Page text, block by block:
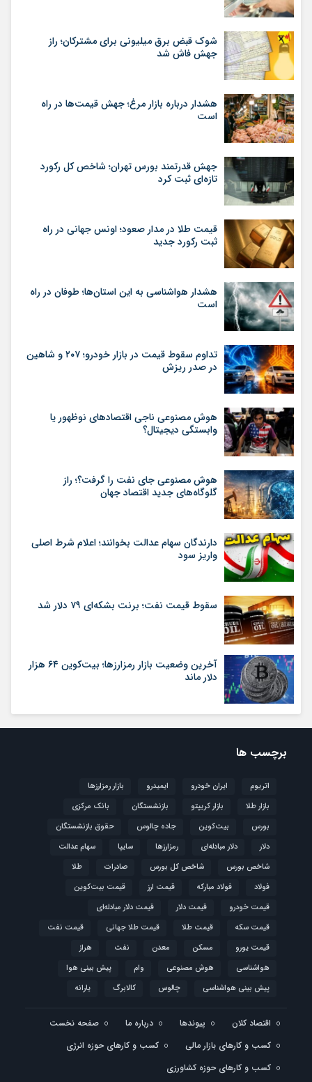
شوک قبض برق میلیونی برای مشترکان؛ راز
جهش فاش شد
هشدار درباره بازار مرغ؛ جهش قیمت‌ها در راه
است
جهش قدرتمند بورس تهران؛ شاخص کل رکورد
تازه‌ای ثبت کرد
قیمت طلا در مدار صعود؛ اونس جهانی در راه
ثبت رکورد جدید
هشدار هواشناسی به این استان‌ها؛ طوفان در راه
است
تداوم سقوط قیمت در بازار خودرو؛ ۲۰۷ و شاهین
در صدر ریزش
هوش مصنوعی ناجی اقتصادهای نوظهور یا
وابستگی دیجیتال؟
هوش مصنوعی جای نفت را گرفت؟؛ راز
گلوگاه‌های جدید اقتصاد جهان
دارندگان سهام عدالت بخوانند؛ اعلام شرط اصلی
واریز سود
سقوط قیمت نفت؛ برنت بشکه‌ای ۷۹ دلار شد
آخرین وضعیت بازار رمزارزها؛ بیت‌کوین ۶۴ هزار
دلار ماند
برچسب ها
اتریوم ایران خودرو ایمیدرو
بازار رمزارزها
بازار طلا
بازار کریپتو بازنشستگان
بانک مرکزی
بورس
بیت‌کوین جاده چالوس
حقوق بازنشستگان
دلار
دلار مبادله‌ای رمزارزها سایپا
سهام عدالت
شاخص بورس
شاخص کل بورس صادرات
طلا
فولاد
فولاد مبارکه قیمت ارز
قیمت بیت‌کوین
قیمت خودرو
قیمت دلار
قیمت دلار مبادله‌ای
قیمت سکه
قیمت طلا قیمت طلا جهانی
قیمت نفت
قیمت یورو
مسکن معدن نفت
هراز
هواشناسی
هوش مصنوعی وام
پیش بینی هوا
پیش بینی هواشناسی
چالوس کالابرگ یارانه
اقتصاد کلان پیوندها درباره ما
صفحه نخست
کسب و کارهای بازار مالی
کسب و کارهای حوزه انرژی
کسب و کارهای حوزه کشاورزی